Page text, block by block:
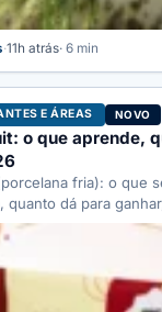
·11h atrás· 6 min
E ÁREAS NOVO
o que aprende,
fria): o que
quanto dá para